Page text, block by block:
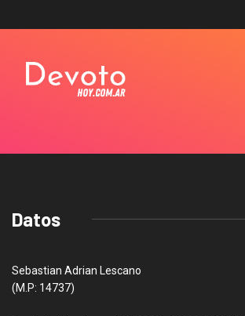
Datos
Sebastian Adrian Lescano
(M.P: 14737)